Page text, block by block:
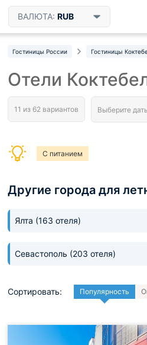
ВАЛЮТА: RUB
Гостиницы России Гостиницы
Отели
С питанием
Другие города для
Ялта (163 отеля)
Севастополь (203 отеля)
Сортировать: Популярность